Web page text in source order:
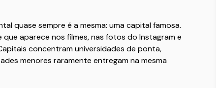
quase sempre é a mesma: uma capital famosa.
que aparece nos filmes, nas fotos do Instagram e
concentram universidades de ponta,
menores raramente entregam na mesma